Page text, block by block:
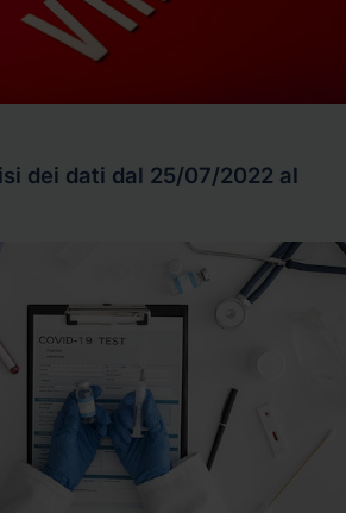
dei dati dal 25/07/2022 al